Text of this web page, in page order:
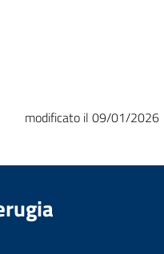
modificato il 09/01/2026